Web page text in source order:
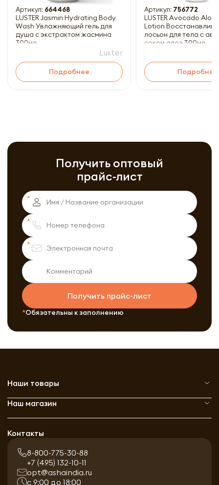
Артикул: 664468
LUSTER Jasmin Hydrating Body
Wash Увлажняющий гель для
душа с экстрактом жасмина
300мл
Luster
Подробнее
Артикул: 756772
LUSTER Avocado Aloe
Lotion
лосьон для тела с
соком алоэ 300мл
Подробнее
Получить оптовый
прайс-лист
Получить прайс-лист
Обязательны к заполнению
Наши товары
Наш магазин
Контакты
8-800-775-30-88
+7 (495) 132-10-11
opt@ashaindia.ru
с 9:00 до 18:00